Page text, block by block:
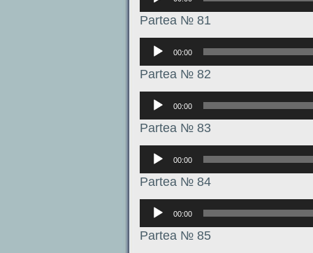
Partea № 81
Аудиоплеер
00:00
Partea № 82
Аудиоплеер
00:00
Partea № 83
Аудиоплеер
00:00
Partea № 84
Аудиоплеер
00:00
Partea № 85